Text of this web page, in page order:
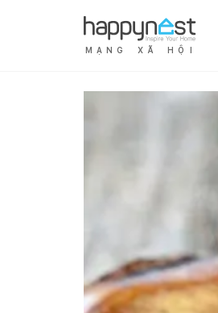
M Ạ N G X Ã H Ộ I